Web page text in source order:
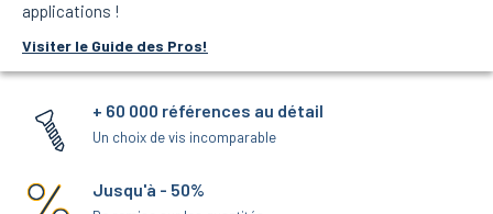
applications !
Visiter le Guide des Pros!
+ 60 000 références au détail
Un choix de vis incomparable
Jusqu'à - 50%